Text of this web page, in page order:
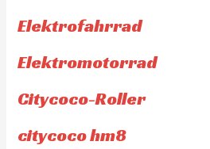
Elektrofahrrad
Elektromotorrad
Citycoco-Roller
citycoco hm8